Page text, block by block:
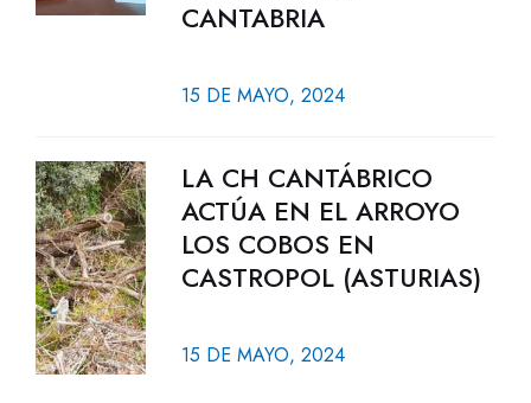
CANTABRIA
15 DE MAYO, 2024
LA CH CANTÁBRICO
ACTÚA EN EL ARROYO
LOS COBOS EN
CASTROPOL (ASTURIAS)
15 DE MAYO, 2024